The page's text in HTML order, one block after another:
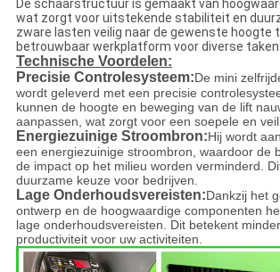
De schaarstructuur is gemaakt van
wat zorgt voor uitstekende stabiliteit en
zware lasten veilig naar de gewenste hoogte
betrouwbaar werkplatform voor diverse taken.
Technische Voordelen:
Precisie Controlesysteem:De mini
wordt geleverd met een precisie
kunnen de hoogte en beweging van de lift
aanpassen, wat zorgt voor een soepele en
Energiezuinige Stroombron:Hij wordt
een energiezuinige stroombron, waardoor de
de impact op het milieu worden verminderd.
duurzame keuze voor bedrijven.
Lage Onderhoudsvereisten:Dankzij het
ontwerp en de hoogwaardige componenten
lage onderhoudsvereisten. Dit betekent
productiviteit voor uw activiteiten.